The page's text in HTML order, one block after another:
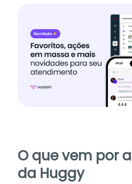
O que vem por
da Huggy